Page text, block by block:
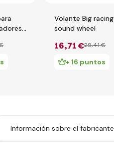
Volante Big racing
sound wheel
16,71 €29,41 €
+ 16 puntos
Información sobre el fabricante